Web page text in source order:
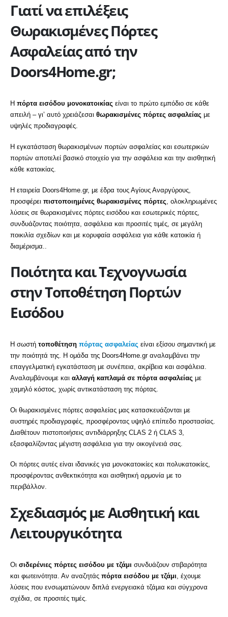
Γιατί να επιλέξεις
Θωρακισμένες Πόρτες
Ασφαλείας από την
Doors4Home.gr;
Η πόρτα εισόδου μονοκατοικίας είναι το πρώτο εμπόδιο σε κάθε
απειλή – γι’ αυτό χρειάζεσαι θωρακισμένες πόρτες ασφαλείας με
υψηλές προδιαγραφές.
Η εγκατάσταση θωρακισμένων πορτών ασφαλείας και εσωτερικών
πορτών αποτελεί βασικό στοιχείο για την ασφάλεια και την αισθητική
κάθε κατοικίας.
Η εταιρεία Doors4Home.gr, με έδρα τους Αγίους Αναργύρους,
προσφέρει πιστοποιημένες θωρακισμένες πόρτες , ολοκληρωμένες
λύσεις σε θωρακισμένες πόρτες εισόδου και εσωτερικές πόρτες,
συνδυάζοντας ποιότητα, ασφάλεια και προσιτές τιμές, σε μεγάλη
ποικιλία σχεδίων και με κορυφαία ασφάλεια για κάθε κατοικία ή
διαμέρισμα..
Ποιότητα και Τεχνογνωσία
στην Τοποθέτηση Πορτών
Εισόδου
Η σωστή τοποθέτηση πόρτας ασφαλείας είναι εξίσου σημαντική με
την ποιότητά της. Η ομάδα της Doors4Home.gr αναλαμβάνει την
επαγγελματική εγκατάσταση με συνέπεια, ακρίβεια και ασφάλεια.
Αναλαμβάνουμε και αλλαγή καπλαμά σε πόρτα ασφαλείας με
χαμηλό κόστος, χωρίς αντικατάσταση της πόρτας.
Οι θωρακισμένες πόρτες ασφαλείας μας κατασκευάζονται με
αυστηρές προδιαγραφές, προσφέροντας υψηλό επίπεδο προστασίας.
Διαθέτουν πιστοποιήσεις αντιδιάρρηξης CLAS 2 ή CLAS 3,
εξασφαλίζοντας μέγιστη ασφάλεια για την οικογένειά σας.
Οι πόρτες αυτές είναι ιδανικές για μονοκατοικίες και πολυκατοικίες,
προσφέροντας ανθεκτικότητα και αισθητική αρμονία με το
περιβάλλον.
Σχεδιασμός με Αισθητική και
Λειτουργικότητα
Οι σιδερένιες πόρτες εισόδου με τζάμι συνδυάζουν στιβαρότητα
και φωτεινότητα. Αν αναζητάς πόρτα εισόδου με τζάμι , έχουμε
λύσεις που ενσωματώνουν διπλά ενεργειακά τζάμια και σύγχρονα
σχέδια, σε προσιτές τιμές.